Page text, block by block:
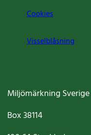
Cookies
Visselblåsning
Miljömärkning
Box38114